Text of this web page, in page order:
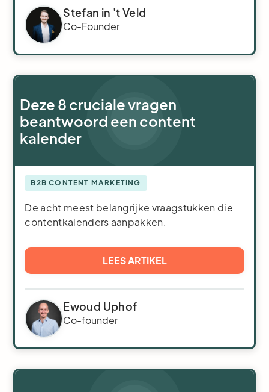
Stefan in 't Veld
Co-Founder
Deze 8 cruciale vragen
beantwoord een content
kalender
B2B CONTENT MARKETING
De acht meest belangrijke vraagstukken die
contentkalenders aanpakken.
LEES ARTIKEL
Ewoud Uphof
Co-founder